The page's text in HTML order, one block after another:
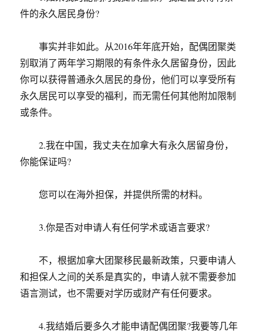
件的永久居民身份?
事实并非如此。从2016年年底开始，配偶团聚类
别取消了两年学习期限的有条件永久居留身份，因此
你可以获得普通永久居民的身份，他们可以享受所有
永久居民可以享受的福利，而无需任何其他附加限制
或条件。
2.我在中国，我丈夫在加拿大有永久居留身份，
你能保证吗?
您可以在海外担保，并提供所需的材料。
3.你是否对申请人有任何学术或语言要求?
不，根据加拿大团聚移民最新政策，只要申请人
和担保人之间的关系是真实的，申请人就不需要参加
语言测试，也不需要对学历或财产有任何要求。
4.我结婚后要多久才能申请配偶团聚?我要等几年